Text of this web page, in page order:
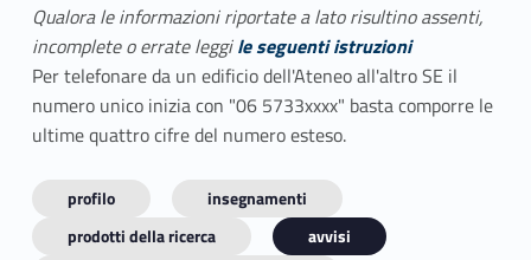
Qualora le informazioni riportate a lato risultino assenti,
incomplete o errate leggile seguenti istruzioni
Per telefonare da un edificio dell'Ateneo all'altro SE il
numero unico inizia con "06 5733xxxx" basta comporre le
ultime quattro cifre del numero esteso.
profilo
insegnamenti
prodotti della ricerca
avvisi